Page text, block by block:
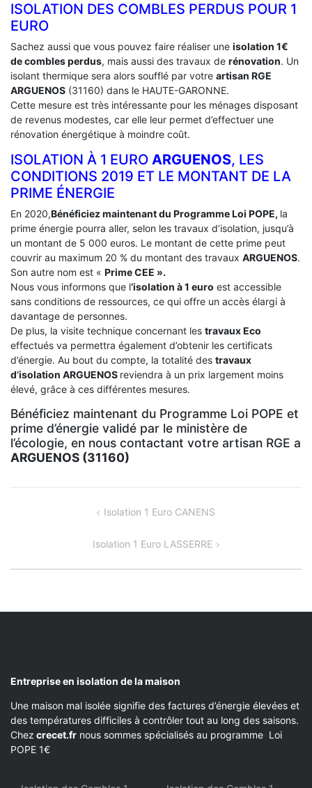
ISOLATION DES COMBLES PERDUS POUR 1
EURO
Sachez aussi que vous pouvez faire réaliser une isolation 1€
de combles perdus, mais aussi des travaux de rénovation. Un
isolant thermique sera alors soufflé par votre artisan RGE
ARGUENOS (31160) dans le HAUTE-GARONNE.
Cette mesure est très intéressante pour les ménages disposant
de revenus modestes, car elle leur permet d’effectuer une
rénovation énergétique à moindre coût.
ISOLATION À 1 EURO ARGUENOS, LES
CONDITIONS 2019 ET LE MONTANT DE LA
PRIME ÉNERGIE
En 2020,Bénéficiez maintenant du Programme Loi POPE, la
prime énergie pourra aller, selon les travaux d’isolation, jusqu’à
un montant de 5 000 euros. Le montant de cette prime peut
couvrir au maximum 20 % du montant des travaux ARGUENOS.
Son autre nom est « Prime CEE ».
Nous vous informons que l‘isolation à 1 euro est accessible
sans conditions de ressources, ce qui offre un accès élargi à
davantage de personnes.
De plus, la visite technique concernant les travaux Eco
effectués va permettra également d’obtenir les certificats
d’énergie. Au bout du compte, la totalité des travaux
d’isolation ARGUENOS reviendra à un prix largement moins
élevé, grâce à ces différentes mesures.
Bénéficiez maintenant du Programme Loi POPE et
prime d’énergie validé par le ministère de
l’écologie, en nous contactant votre artisan RGE a
ARGUENOS (31160)
Isolation 1 Euro CANENS
Isolation 1 Euro LASSERRE
Entreprise en isolation de la maison
Une maison mal isolée signifie des factures d’énergie élevées et
des températures difficiles à contrôler tout au long des saisons.
Chez crecet.fr nous sommes spécialisés au programme Loi
POPE 1€